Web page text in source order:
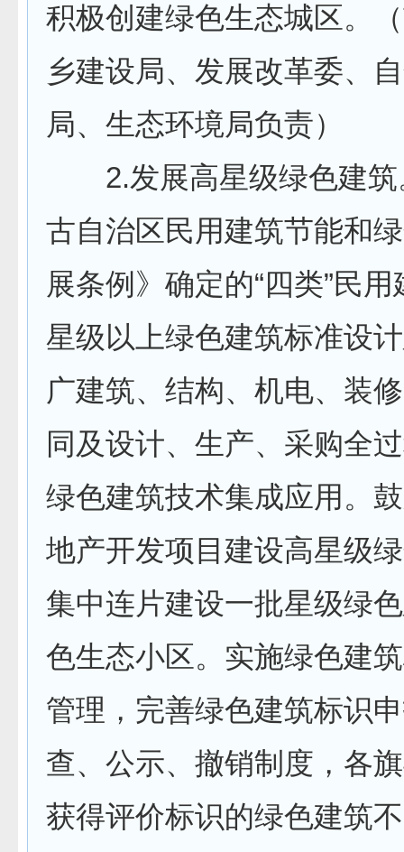
积极创建绿色生态城区。
乡建设局、发展改革委、
局、生态环境局负责）
2.发展高星级绿色建筑
古自治区民用建筑节能和
展条例》确定的“四类”民
星级以上绿色建筑标准设
广建筑、结构、机电、装
同及设计、生产、采购全
绿色建筑技术集成应用。
地产开发项目建设高星级
集中连片建设一批星级绿
色生态小区。实施绿色建
管理，完善绿色建筑标识
查、公示、撤销制度，各
获得评价标识的绿色建筑